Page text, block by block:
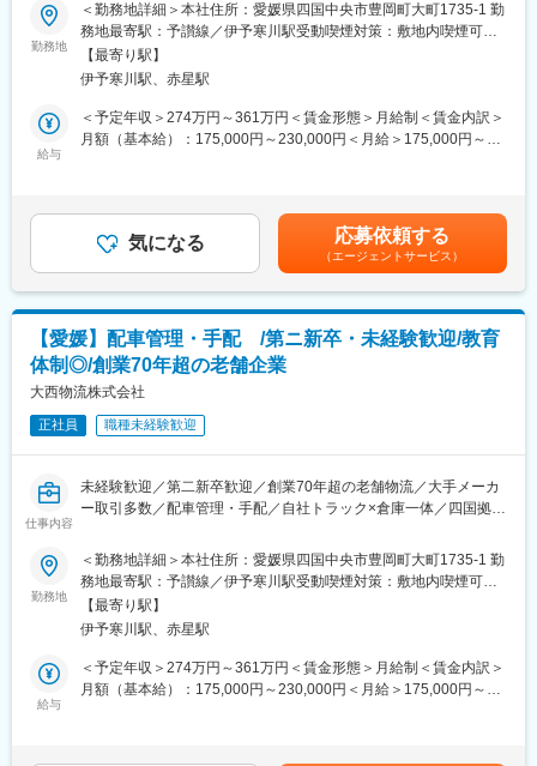
域社会から一層の理解を得られるよう取り組んでいます。
■当社の魅力ポイント：
《1》四国の未来を支える
中、四国のインフラを支える当社では、地域とともに成長し、
「訪れたい・暮らしたいと感じる、にぎわいとおもてなしにあふ
働き方においては年間休日120日、長期休暇も充実しており、平
均月残業は15.6時間、有給休暇平均取得率は87.9％と平均よりも
高い水準で社員の長期就業に向けた環境整備が整っています。
《3》事業成長に向けた取り組み
ホテル事業やバス事業・不動産事業等、グループの総合力を活か
して様々な事業展開に取り組んでおり、主力となる鉄道事業にお
いては、ダイヤ改正やチケットアプリ導入による利便性の向上、
ICTも活用した省力化・省人化を図ることで更なる事業拡大を目指
しています。
■採用背景
2024年問題で直近は物流の依頼が増えており、事業拡大を進めて
おります。
従来の進め方だけでなく、新規の開拓も含めて進めている状況で
あることによる募集でございます。
営業担当として以下の業務をお任せします。
（1）新規案件の獲得
L既存顧客からの紹介等で案件を獲得していきます。
輸送コストを認識したうえで提案
L既存のお客様へは今後受注範囲を広げていく予定です。
（3）社内会議の調整業務
（4）顧客・契約管理
【変更の範囲：会社の定める業務】
■業務詳細：
同社お客様は日頃からお取引のある大手企業様が中心となりま
す。
現在物流業界は働き方改革に伴う運賃の値上げ（2024年問題）に
約獲得が必要となります。本ポジションのミッションは既存のお
客様への運賃の改定以外にも、新規のお客様へ同社の幅広い配送
手法を活用したソリューションを提案する事となります。またコ
ンプライアンスを遵守する前提条件で、日々営業活動を行ってお
■組織構成：
勤務地
＜勤務地詳細＞本社住所：愛媛県四国中央市豊岡町大町1735-1 勤
務地最寄駅：予讃線／伊予寒川駅受動喫煙対策：敷地内喫煙可能
場所あり変更の範囲：会社の定める事業所
【最寄り駅】
伊予寒川駅、赤星駅
給与
＜予定年収＞274万円～361万円＜賃金形態＞月給制＜賃金内訳＞
月額（基本給）：175,000円～230,000円＜月給＞175,000円～
月給(月額)は固定手当を含めた表記です。
気になる 応募依頼する
（エージェントサービス）
【愛媛】配車管理・手配 /第ニ新卒・未経験歓迎/教育
体制◎/創業70年超の老舗企業
大西物流株式会社
正社員 職種未経験歓迎
仕事内容
未経験歓迎／第二新卒歓迎／創業70年超の老舗物流／大手メーカ
ー取引多数／配車管理・手配／自社トラック×倉庫一体／四国拠点
■業務内容：
配送依頼が入った際の配車手配等管理をお任せいただきます。
取引先は現時点で160社ほど存在し、弊社輸送部門には100名を超
えるドライバーが在籍しております。
取引先から依頼が入った際に、当部署ではドライバーの特性や勤
務時間等を考慮して最適なドライバーをアサイン・差配する業務
勤務地
＜勤務地詳細＞本社住所：愛媛県四国中央市豊岡町大町1735-1 勤
務地最寄駅：予讃線／伊予寒川駅受動喫煙対策：敷地内喫煙可能
場所あり変更の範囲：会社の定める事業所
【最寄り駅】
伊予寒川駅、赤星駅
給与
＜予定年収＞274万円～361万円＜賃金形態＞月給制＜賃金内訳＞
月額（基本給）：175,000円～230,000円＜月給＞175,000円～